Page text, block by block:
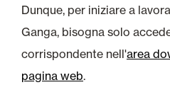
Dunque, per iniziare a
Ganga, bisogna solo
corrispondente nell'area
pagina web.